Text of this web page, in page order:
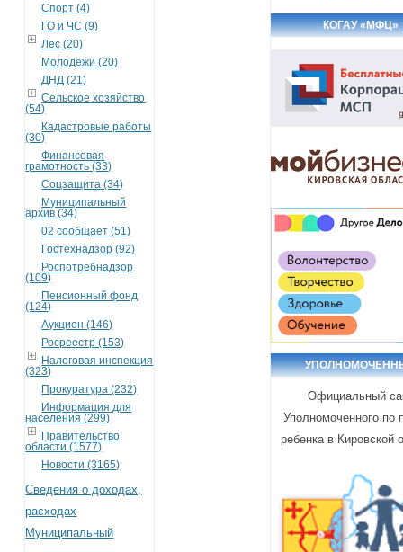
Спорт (4)
ГО и ЧС (9)
Лес (20)
Молодёжи (20)
ДНД (21)
Сельское хозяйство
(54)
Кадастровые работы
(30)
Финансовая
грамотность (33)
Соцзащита (34)
Муниципальный
архив (34)
02 сообщает (51)
Гостехнадзор (92)
Роспотребнадзор
(109)
Пенсионный фонд
(124)
Аукцион (146)
Росреестр (153)
Налоговая инспекция
(323)
Прокуратура (232)
Информация для
населения (299)
Правительство
области (1577)
Новости (3165)
Сведения о доходах,
расходах
Муниципальный
КОГАУ «МФЦ»
Официальный
Уполномоченного по
ребенка в Кировской